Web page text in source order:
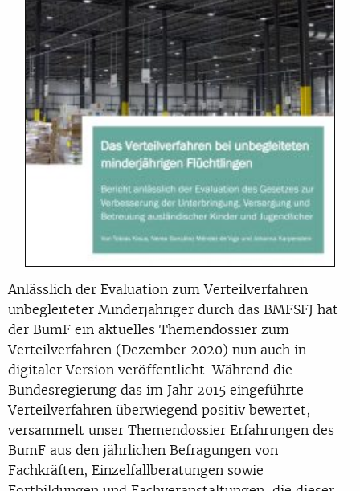
Anlässlich der Evaluation zum Verteilverfahren
unbegleiteter Minderjähriger durch das BMFSFJ hat
der BumF ein aktuelles Themendossier zum
Verteilverfahren (Dezember 2020) nun auch in
digitaler Version veröffentlicht. Während die
Bundesregierung das im Jahr 2015 eingeführte
Verteilverfahren überwiegend positiv bewertet,
versammelt unser Themendossier Erfahrungen des
BumF aus den jährlichen Befragungen von
Fachkräften, Einzelfallberatungen sowie